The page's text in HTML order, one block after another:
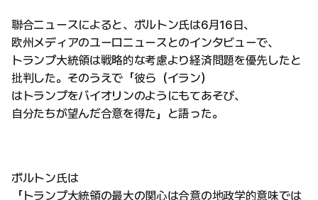
聯合ニュースによると、ボルトン氏は6月16日、
欧州メディアのユーロニュースとのインタビューで、
トランプ大統領は戦略的な考慮より経済問題を優先したと
批判した。そのうえで「彼ら（イラン）
はトランプをバイオリンのようにもてあそび、
自分たちが望んだ合意を得た」と語った。
ボルトン氏は
「トランプ大統領の最大の関心は合意の地政学的意味では